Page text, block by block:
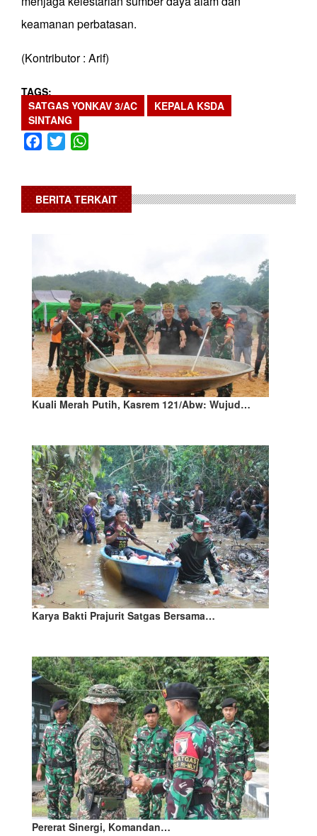
keamanan perbatasan.
(Kontributor : Arif)
TAGS
SATGAS YONKAV 3/AC
KEPALA KSDA
SINTANG
Facebook
Twitter
BERITA TERKAIT
Kuali Merah Putih, Kasrem 121/Abw: Wujud…
Karya Bakti Prajurit Satgas Bersama…
Pererat Sinergi, Komandan…